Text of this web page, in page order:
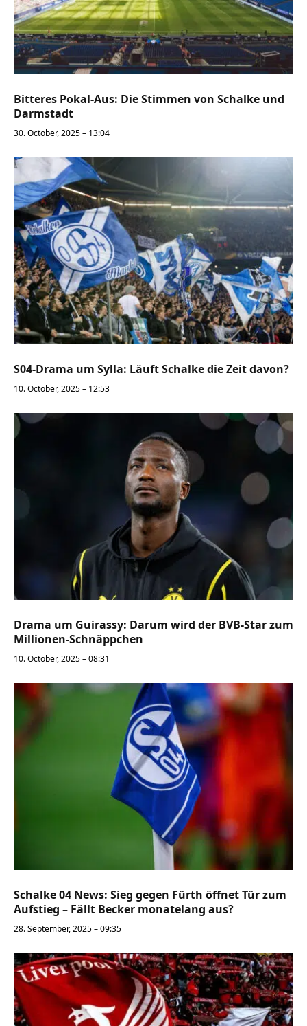
Bitteres Pokal-Aus: Die Stimmen von Schalke und
Darmstadt
30. October, 2025 – 13:04
S04-Drama um Sylla: Läuft Schalke die Zeit davon?
10. October, 2025 – 12:53
Drama um Guirassy: Darum wird der BVB-Star zum
Millionen-Schnäppchen
10. October, 2025 – 08:31
Schalke 04 News: Sieg gegen Fürth öffnet Tür zum
Aufstieg – Fällt Becker monatelang aus?
28. September, 2025 – 09:35